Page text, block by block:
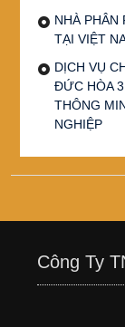
NHÀ PHÂN
TẠI VIỆT
DỊCH VỤ
ĐỨC HÒA
THÔNG
NGHIỆP
Công Ty